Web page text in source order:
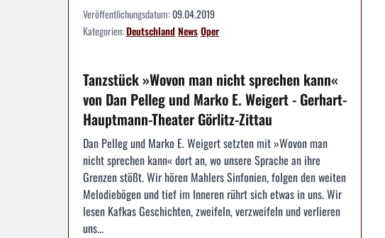
Veröffentlichungsdatum:09.04.2019
Kategorien:DeutschlandNewsOper
Tanzstück »Wovon man nicht sprechen kann«
von Dan Pelleg und Marko E. Weigert - Gerhart-
Hauptmann-Theater Görlitz-Zittau
Dan Pelleg und Marko E. Weigert setzten mit »Wovon man
nicht sprechen kann« dort an, wo unsere Sprache an ihre
Grenzen stößt. Wir hören Mahlers Sinfonien, folgen den weiten
Melodiebögen und tief im Inneren rührt sich etwas in uns. Wir
lesen Kafkas Geschichten, zweifeln, verzweifeln und verlieren
uns...